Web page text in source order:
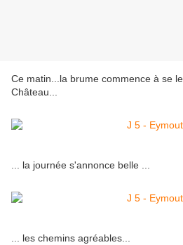
Ce matin...la brume commence à se
Château...
... la journée s'annonce belle ...
... les chemins agréables...